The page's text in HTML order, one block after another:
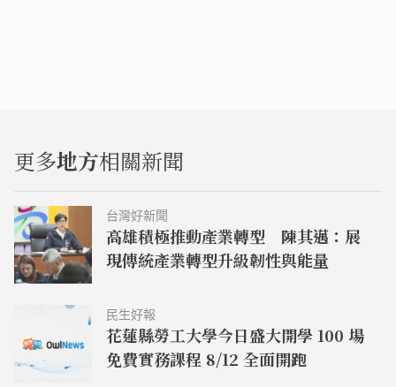
更多地方相關新聞
台灣好新聞
高雄積極推動產業轉型 陳其邁：展
現傳統產業轉型升級韌性與能量
民生好報
花蓮縣勞工大學今日盛大開學 100 場
免費實務課程 8/12 全面開跑